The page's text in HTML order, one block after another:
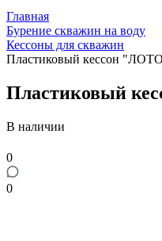
Главная
Бурение скважин на воду
Кессоны для скважин
Пластиковый кессон
Пластиковый
В наличии
0
0